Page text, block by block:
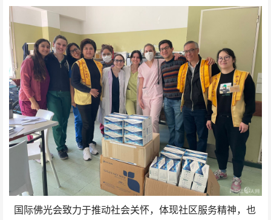
国际佛光会致力于推动社会关怀，体现社区服务精神，也